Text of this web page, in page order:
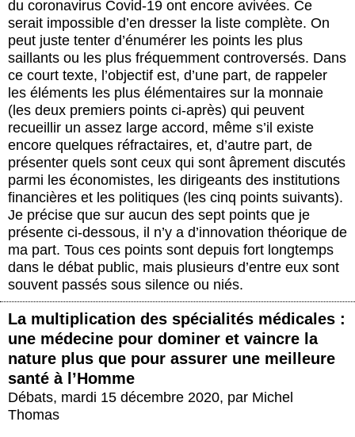
du coronavirus Covid-19 ont encore avivées. Ce
serait impossible d’en dresser la liste complète. On
peut juste tenter d’énumérer les points les plus
saillants ou les plus fréquemment controversés. Dans
ce court texte, l’objectif est, d’une part, de rappeler
les éléments les plus élémentaires sur la monnaie
(les deux premiers points ci-après) qui peuvent
recueillir un assez large accord, même s’il existe
encore quelques réfractaires, et, d’autre part, de
présenter quels sont ceux qui sont âprement discutés
parmi les économistes, les dirigeants des institutions
financières et les politiques (les cinq points suivants).
Je précise que sur aucun des sept points que je
présente ci-dessous, il n’y a d’innovation théorique de
ma part. Tous ces points sont depuis fort longtemps
dans le débat public, mais plusieurs d’entre eux sont
souvent passés sous silence ou niés.
La multiplication des spécialités médicales :
une médecine pour dominer et vaincre la
nature plus que pour assurer une meilleure
santé à l’Homme
Débats, mardi 15 décembre 2020, par Michel
Thomas